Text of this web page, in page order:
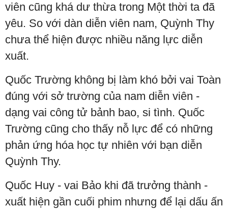
viên cũng khá dư thừa trong Một thời ta đã
yêu. So với dàn diễn viên nam, Quỳnh Thy
chưa thể hiện được nhiều năng lực diễn
xuất.
Quốc Trường không bị làm khó bởi vai Toàn
đúng với sở trường của nam diễn viên -
dạng vai công tử bảnh bao, si tình. Quốc
Trường cũng cho thấy nỗ lực để có những
phản ứng hóa học tự nhiên với bạn diễn
Quỳnh Thy.
Quốc Huy - vai Bảo khi đã trưởng thành -
xuất hiện gần cuối phim nhưng để lại dấu ấn